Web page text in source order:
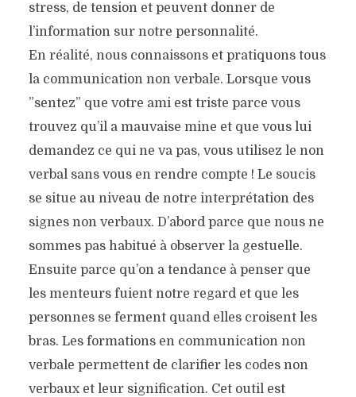
stress, de tension et peuvent donner de
l’information sur notre personnalité.
En réalité, nous connaissons et pratiquons tous
la communication non verbale. Lorsque vous
”sentez” que votre ami est triste parce vous
trouvez qu’il a mauvaise mine et que vous lui
demandez ce qui ne va pas, vous utilisez le non
verbal sans vous en rendre compte ! Le soucis
se situe au niveau de notre interprétation des
signes non verbaux. D’abord parce que nous ne
sommes pas habitué à observer la gestuelle.
Ensuite parce qu’on a tendance à penser que
les menteurs fuient notre regard et que les
personnes se ferment quand elles croisent les
bras. Les formations en communication non
verbale permettent de clarifier les codes non
verbaux et leur signification. Cet outil est